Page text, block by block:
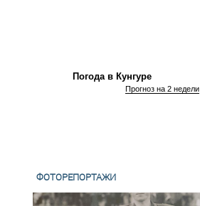
Погода в Кунгуре
Прогноз на 2 недели
ФОТОРЕПОРТАЖИ